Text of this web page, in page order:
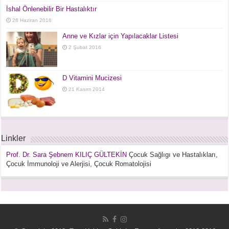
İshal Önlenebilir Bir Hastalıktır
26 Haziran 2016
Anne ve Kızlar için Yapılacaklar Listesi
2 Şubat 2016
D Vitamini Mucizesi
21 Kasım 2014
Linkler
Prof. Dr. Sara Şebnem KILIÇ GÜLTEKİN Çocuk Sağlıgı ve Hastalıkları,
Çocuk İmmunoloji ve Alerjisi, Çocuk Romatolojisi